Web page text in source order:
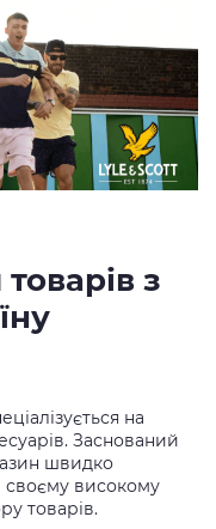
з
на
Заснований
швидко
своєму високому
товарів.